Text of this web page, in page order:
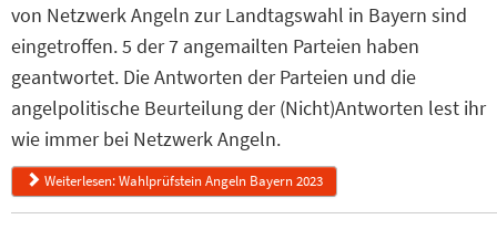
von Netzwerk Angeln zur Landtagswahl in Bayern sind
eingetroffen. 5 der 7 angemailten Parteien haben
geantwortet. Die Antworten der Parteien und die
angelpolitische Beurteilung der (Nicht)Antworten lest ihr
wie immer bei Netzwerk Angeln.
Weiterlesen: Wahlprüfstein Angeln Bayern 2023